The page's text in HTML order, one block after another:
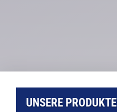
UNSERE PRODUKTE